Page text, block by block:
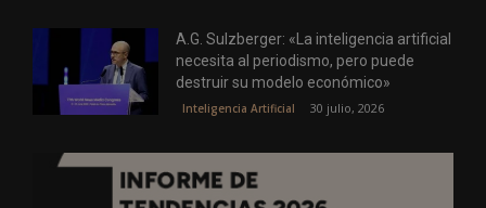
A.G. Sulzberger: «La inteligencia artificial
necesita al periodismo, pero puede
destruir su modelo económico»
Inteligencia Artificial 30 julio, 2026